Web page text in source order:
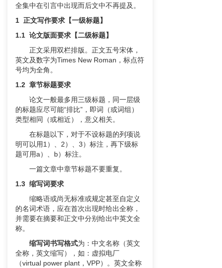
全集中在引言中出现而后文中不再提及。
1 正文写作要求【一级标题】
1.1 论文版面要求【二级标题】
正文采用双栏排版。正文五号宋体，
英文及数字为Times New Roman，标点符
号均为全角。
1.2 章节标题要求
论文一般最多用三级标题，同一层级
的标题应尽可能“排比”，即词（或词组）
类型相同（或相近），意义相关。
在标题以下，对于不设标题的列项说
明可以用1）、2）、3）标注，再下级标
题可用a）、b）标注。
一篇文章中章节标题不要重复。
1.3 缩写词要求
缩略语或尚无标准或规定甚至自定义
的名词术语，应在首次出现时给出全称，
并需要在摘要和正文中分别给出中英文全
称。
缩写词书写格式为：中文名称（英文
全称，英文缩写），如：虚拟电厂
（virtual power plant，VPP）。英文全称